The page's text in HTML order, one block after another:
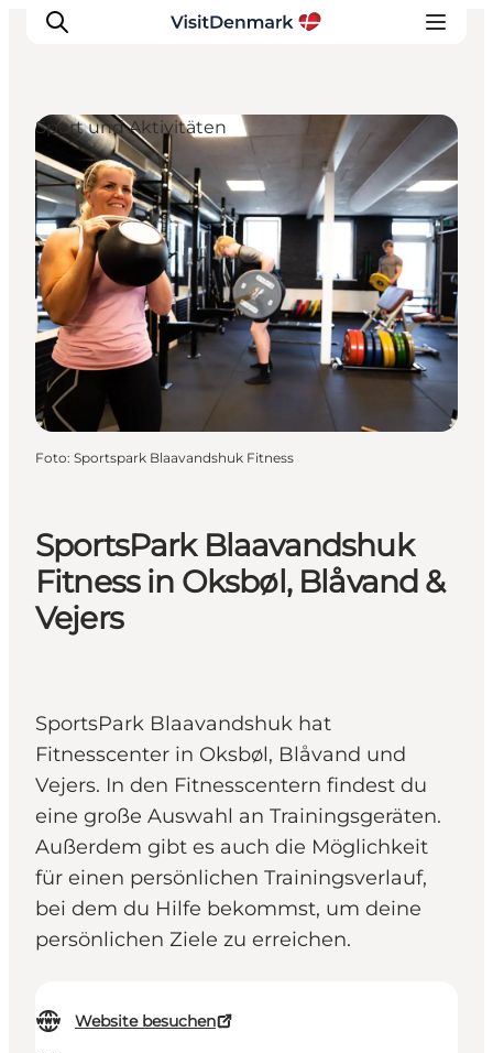
Inspiration
Regionen
Erlebnisse
Unterkünfte
Reiseplanung
SportsPark Blaavandshuk
Fitness in Oksbøl, Blåvand &
Vejers
SportsPark Blaavandshuk hat
Fitnesscenter in Oksbøl, Blåvand und
Vejers. In den Fitnesscentern findest du
eine große Auswahl an Trainingsgeräten.
Außerdem gibt es auch die Möglichkeit
für einen persönlichen Trainingsverlauf,
bei dem du Hilfe bekommst, um deine
persönlichen Ziele zu erreichen.
Website besuchen
Sport und Aktivitäten
Foto: Sportspark Blaavandshuk Fitness